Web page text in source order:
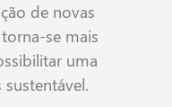
de novas
se mais
uma